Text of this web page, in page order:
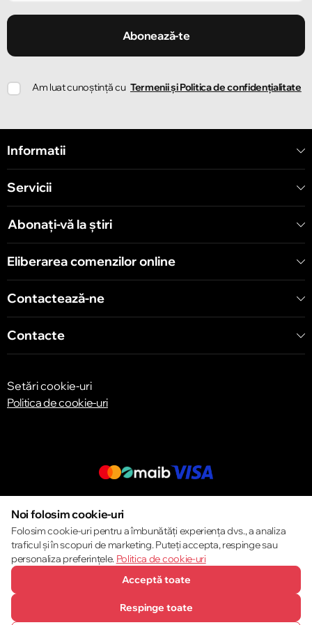
Strada Ion Creangă 78
Strada Mitropolit Varlaam 58
Chișinău
Abonează-te
Am luat cunoștință cu Termenii și Politica de confidențialitate
Informatii
Servicii
Abonați-vă la știri
Eliberarea comenzilor online
Contactează-ne
Contacte
Setări cookie-uri
Politica de cookie-uri
© 2013 – 2026 ECOM
Noi folosim cookie-uri
Folosim cookie-uri pentru a îmbunătăți experiența dvs., a analiza
traficul și în scopuri de marketing. Puteți accepta, respinge sau
personaliza preferințele. Politica de cookie-uri
Acceptă toate
Respinge toate